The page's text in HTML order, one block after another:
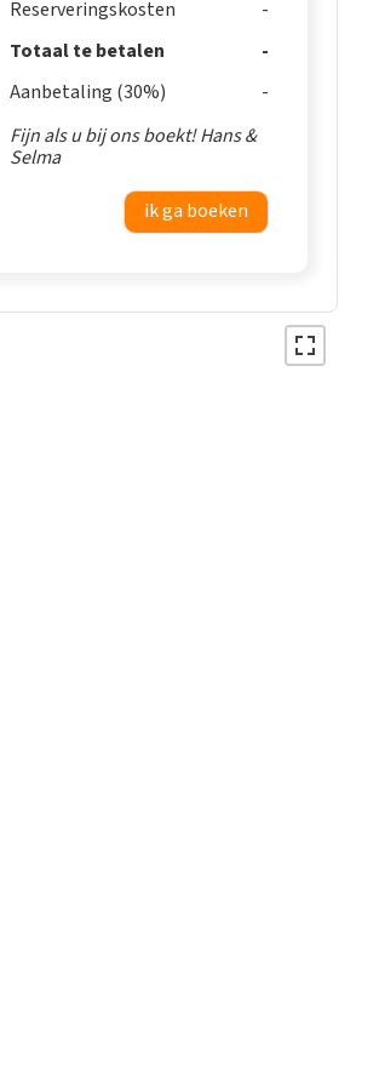
Reserveringskosten
Totaal te betalen
Aanbetaling (30%)
Fijn als u bij ons boekt! Hans &
Selma
ik ga boeken